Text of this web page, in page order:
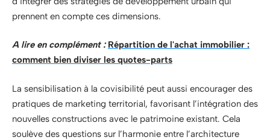
prennent en compte ces dimensions.
A lire en complément : Répartition de l'achat immobilier :
comment bien diviser les quotes-parts
La sensibilisation à la covisibilité peut aussi encourager des
pratiques de marketing territorial, favorisant l’intégration des
nouvelles constructions avec le patrimoine existant. Cela
soulève des questions sur l’harmonie entre l’architecture